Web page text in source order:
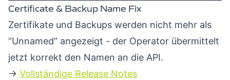
Certificate & Backup Name Fix
Zertifikate und Backups werden nicht mehr als
“Unnamed” angezeigt - der Operator übermittelt
jetzt korrekt den Namen an die API.
→ Vollständige Release Notes